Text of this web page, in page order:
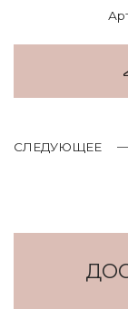
СЛЕДУЮЩЕЕ